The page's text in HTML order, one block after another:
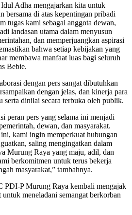
Adha mengajarkan kita untuk
bersama di atas kepentingan pribadi
tugas kami sebagai anggota dewan,
landasan utama dalam menyusun
dan memperjuangkan aspirasi
bahwa setiap kebijakan yang
membawa manfaat luas bagi seluruh
Bebie.
dengan pers sangat dibutuhkan
dengan jelas, dan kinerja para
serta dinilai secara terbuka oleh publik.
peran pers yang selama ini menjadi
dewan, dan masyarakat.
kami ingin memperkuat hubungan
saling mengingatkan dalam
Murung Raya yang maju, adil, dan
berkomitmen untuk terus bekerja
masyarakat,” tambahnya.
PDI-P Murung Raya kembali mengajak
meneladani semangat berkorban